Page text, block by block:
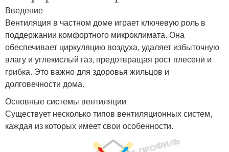
Введение
Вентиляция в частном доме играет ключевую роль в
поддержании комфортного микроклимата. Она
обеспечивает циркуляцию воздуха, удаляет избыточную
влагу и углекислый газ, предотвращая рост плесени и
грибка. Это важно для здоровья жильцов и
долговечности дома.
Основные системы вентиляции
Существует несколько типов вентиляционных систем,
каждая из которых имеет свои особенности.